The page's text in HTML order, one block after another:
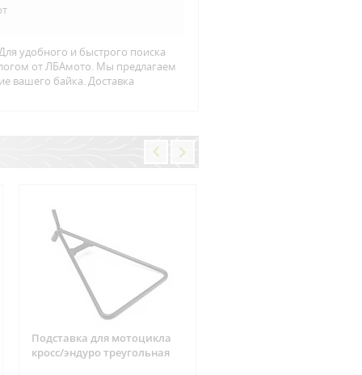
удобного и быстрого поиска
от ЛБАмото. Мы предлагаем
вашего байка. Доставка
Подставка для мотоцикла
кросс/эндуро треугольная